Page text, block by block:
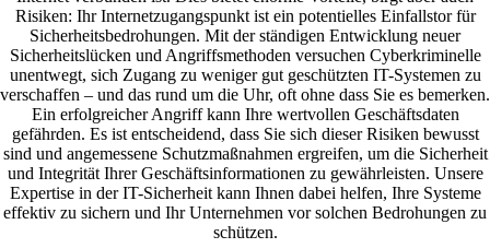
Risiken: Ihr Internetzugangspunkt ist ein potentielles Einfallstor für
Sicherheitsbedrohungen. Mit der ständigen Entwicklung neuer
Sicherheitslücken und Angriffsmethoden versuchen Cyberkriminelle
unentwegt, sich Zugang zu weniger gut geschützten IT-Systemen zu
verschaffen – und das rund um die Uhr, oft ohne dass Sie es bemerken.
Ein erfolgreicher Angriff kann Ihre wertvollen Geschäftsdaten
gefährden. Es ist entscheidend, dass Sie sich dieser Risiken bewusst
sind und angemessene Schutzmaßnahmen ergreifen, um die Sicherheit
und Integrität Ihrer Geschäftsinformationen zu gewährleisten. Unsere
Expertise in der IT-Sicherheit kann Ihnen dabei helfen, Ihre Systeme
effektiv zu sichern und Ihr Unternehmen vor solchen Bedrohungen zu
schützen.